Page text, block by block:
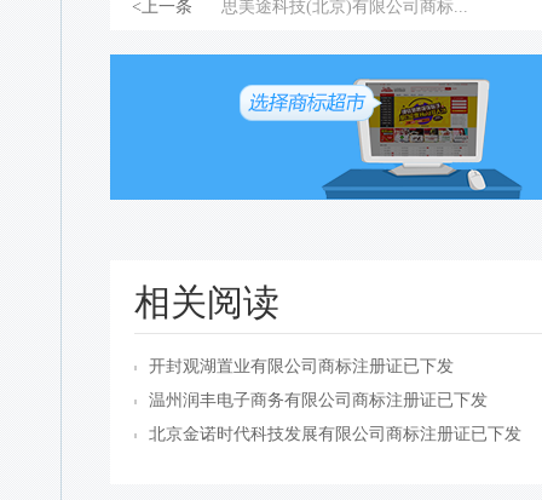
<上一条 思美途科技(北京)有限公司商标...
相关阅读
开封观湖置业有限公司商标注册证已下发
温州润丰电子商务有限公司商标注册证已下发
北京金诺时代科技发展有限公司商标注册证已下发